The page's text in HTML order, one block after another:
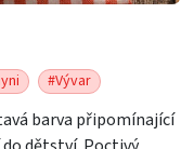
#Vývar
barva připomínající